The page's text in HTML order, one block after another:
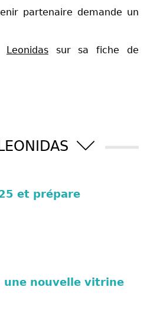
partenaire demande un
Leonidassur sa fiche de
et prépare
une nouvelle vitrine